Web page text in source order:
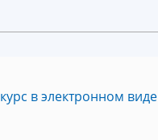
в электронном виде